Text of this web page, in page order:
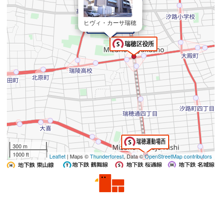
ヒヴィ・カーサ瑞穂
300 m
1000 ft
Leaflet | Maps ©Thunderforest, Data ©OpenStreetMap contributors